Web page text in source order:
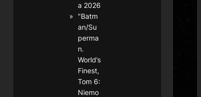
a 2026
"Batm
an/Su
perma
n.
World’s
Finest,
Tom 6:
Niemo